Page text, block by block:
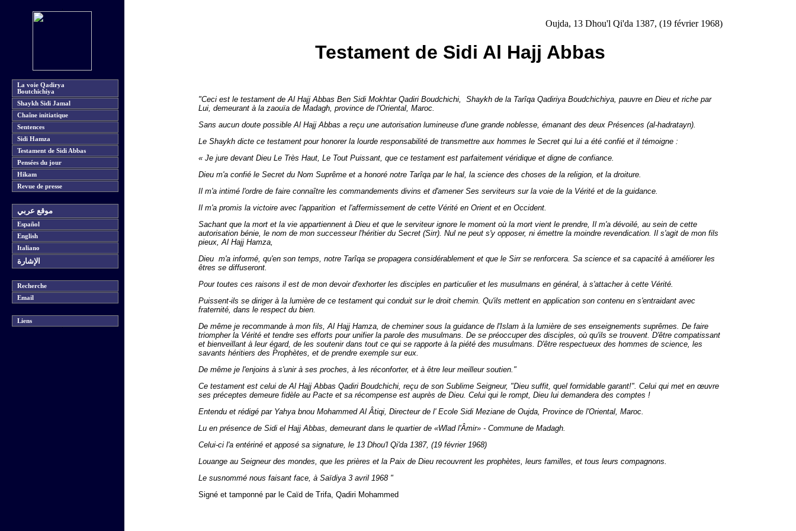
La voie Qadirya
Boutchichiya
Shaykh Sidi Jamal
Chaîne initiatique
Sentences
Sidi Hamza
Testament de Sidi Abbas
Pensées du jour
Hikam
Revue de presse
موقع عربي
Español
English
Italiano
الإشارة
Recherche
Email
Liens
Oujda, 13 Dhou'l Qi'da 1387, (19 février 1968)
Testament de Sidi Al Hajj Abbas
"Ceci est le testament de Al Hajj Abbas Ben Sidi Mokhtar Qadiri Boudchichi, Shaykh de la Tarîqa Qadiriya Boudchichiya, pauvre en Dieu et riche par
Lui, demeurant à la zaouïa de Madagh, province de l'Oriental, Maroc.
Sans aucun doute possible Al Hajj Abbas a reçu une autorisation lumineuse d'une grande noblesse, émanant des deux Présences (al-hadratayn).
Le Shaykh dicte ce testament pour honorer la lourde responsabilité de transmettre aux hommes le Secret qui lui a été confié et il témoigne :
« Je jure devant Dieu Le Très Haut, Le Tout Puissant, que ce testament est parfaitement véridique et digne de confiance.
Dieu m'a confié le Secret du Nom Suprême et a honoré notre Tarîqa par le hal, la science des choses de la religion, et la droiture.
Il m'a intimé l'ordre de faire connaître les commandements divins et d'amener Ses serviteurs sur la voie de la Vérité et de la guidance.
Il m'a promis la victoire avec l'apparition et l'affermissement de cette Vérité en Orient et en Occident.
Sachant que la mort et la vie appartiennent à Dieu et que le serviteur ignore le moment où la mort vient le prendre, Il m'a dévoilé, au sein de cette
autorisation bénie, le nom de mon successeur l'héritier du Secret (Sirr). Nul ne peut s'y opposer, ni émettre la moindre revendication. Il s'agit de mon fils
pieux, Al Hajj Hamza,
Dieu m'a informé, qu'en son temps, notre Tarîqa se propagera considérablement et que le Sirr se renforcera. Sa science et sa capacité à améliorer les
êtres se diffuseront.
Pour toutes ces raisons il est de mon devoir d'exhorter les disciples en particulier et les musulmans en général, à s'attacher à cette Vérité.
Puissent-ils se diriger à la lumière de ce testament qui conduit sur le droit chemin. Qu'ils mettent en application son contenu en s'entraidant avec
fraternité, dans le respect du bien.
De même je recommande à mon fils, Al Hajj Hamza, de cheminer sous la guidance de l'Islam à la lumière de ses enseignements suprêmes. De faire
triompher la Vérité et tendre ses efforts pour unifier la parole des musulmans. De se préoccuper des disciples, où qu'ils se trouvent. D'être compatissant
et bienveillant à leur égard, de les soutenir dans tout ce qui se rapporte à la piété des musulmans. D'être respectueux des hommes de science, les
savants héritiers des Prophètes, et de prendre exemple sur eux.
De même je l'enjoins à s'unir à ses proches, à les réconforter, et à être leur meilleur soutien."
Ce testament est celui de Al Hajj Abbas Qadiri Boudchichi, reçu de son Sublime Seigneur, "Dieu suffit, quel formidable garant!". Celui qui met en œuvre
ses préceptes demeure fidèle au Pacte et sa récompense est auprès de Dieu. Celui qui le rompt, Dieu lui demandera des comptes !
Entendu et rédigé par Yahya bnou Mohammed Al Âtiqi, Directeur de l' Ecole Sidi Meziane de Oujda, Province de l'Oriental, Maroc.
Lu en présence de Sidi el Hajj Abbas, demeurant dans le quartier de «Wlad l'Âmir» - Commune de Madagh.
Celui-ci l'a entériné et apposé sa signature, le 13 Dhou'l Qi'da 1387, (19 février 1968)
Louange au Seigneur des mondes, que les prières et la Paix de Dieu recouvrent les prophètes, leurs familles, et tous leurs compagnons.
Le susnommé nous faisant face, à Saïdiya 3 avril 1968 "
Signé et tamponné par le Caïd de Trifa, Qadiri Mohammed